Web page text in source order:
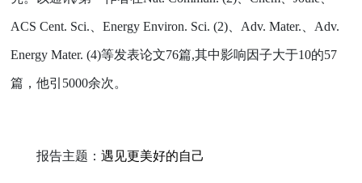
ACS Cent. Sci. Energy Environ. Sci. (2)、 Adv. Mater. Adv.
Energy Mater. (4)等发表论文76篇,其中影响因子大于10的57
篇，他引 5000余次。
报告主题： 遇见更美好的自己